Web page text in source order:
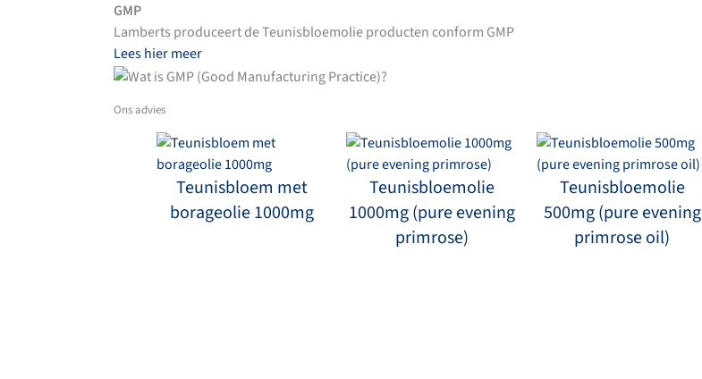
GMP
Lamberts produceert de Teunisbloemolie producten conform GMP
Lees hier meer
Ons advies
Teunisbloem met
borageolie 1000mg
Teunisbloemolie
1000mg (pure evening
primrose)
Teunisbloemolie
500mg (pure evening
primrose oil)